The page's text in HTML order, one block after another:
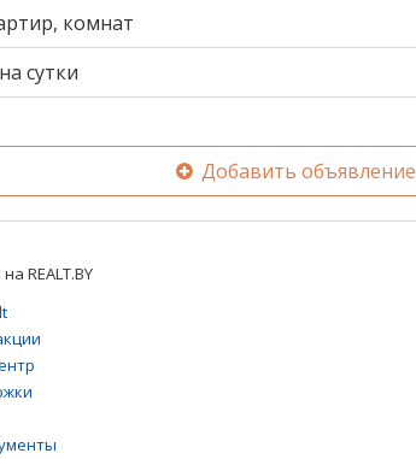
комнат
сутки
Добавить объявление
REALT.BY